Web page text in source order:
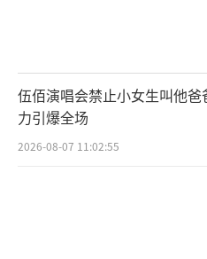
伍佰演唱会禁止小女生叫他爸
力引爆全场
2026-08-07 11:02:55